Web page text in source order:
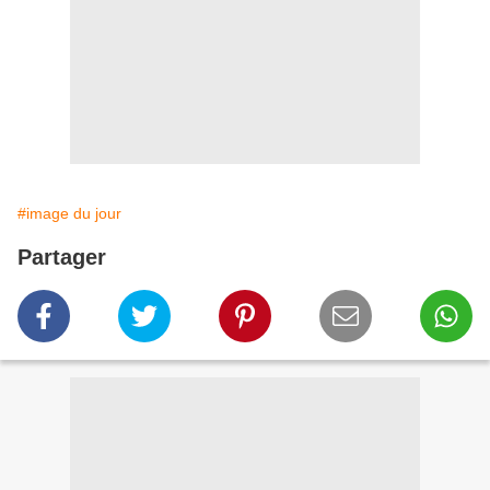
#image du jour
Partager